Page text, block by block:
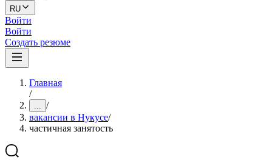
RU
Войти
Войти
Создать резюме
Главная
/
... /
вакансии в Нукусе/
частичная занятость